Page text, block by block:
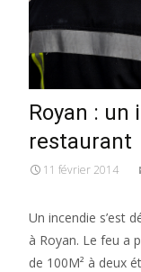
Royan :
restaurant
11 février 2014
Un incendie s’est
à Royan. Le feu a
de 100M² à deux